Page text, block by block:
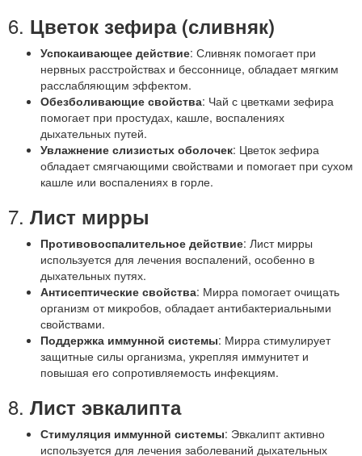
6. Цветок зефира (сливняк)
Успокаивающее действие: Сливняк помогает при
нервных расстройствах и бессоннице, обладает мягким
расслабляющим эффектом.
Обезболивающие свойства: Чай с цветками зефира
помогает при простудах, кашле, воспалениях
дыхательных путей.
Увлажнение слизистых оболочек: Цветок зефира
обладает смягчающими свойствами и помогает при сухом
кашле или воспалениях в горле.
7. Лист мирры
Противовоспалительное действие: Лист мирры
используется для лечения воспалений, особенно в
дыхательных путях.
Антисептические свойства: Мирра помогает очищать
организм от микробов, обладает антибактериальными
свойствами.
Поддержка иммунной системы: Мирра стимулирует
защитные силы организма, укрепляя иммунитет и
повышая его сопротивляемость инфекциям.
8. Лист эвкалипта
Стимуляция иммунной системы: Эвкалипт активно
используется для лечения заболеваний дыхательных